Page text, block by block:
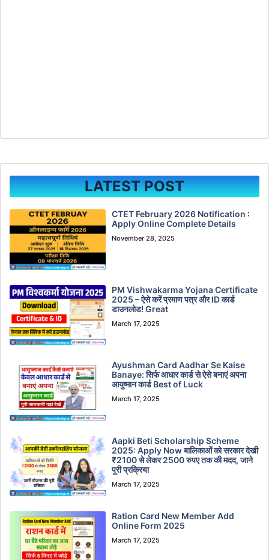
LATEST POST
CTET February 2026 Notification :
Apply Online Complete Details
November 28, 2025
PM Vishwakarma Yojana Certificate
2025 – ऐसे करें प्रमाण पत्र और ID कार्ड
डाउनलोड! Great
March 17, 2025
Ayushman Card Aadhar Se Kaise
Banaye: सिर्फ आधार कार्ड से ऐसे बनाएं अपना
आयुष्मान कार्ड Best of Luck
March 17, 2025
Aapki Beti Scholarship Scheme
2025: Apply Now बालिकाओं को सरकार देखी
₹2100 से लेकर 2500 रुपए तक की मदद, जाने
पूरी प्रक्रिया
March 17, 2025
Ration Card New Member Add
Online Form 2025
March 17, 2025